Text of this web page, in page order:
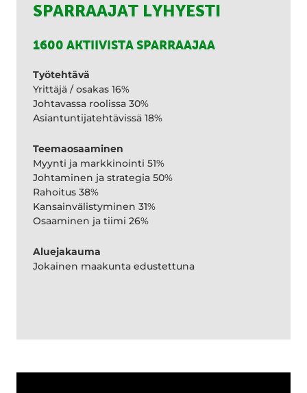
SPARRAAJAT LYHYESTI
1600 AKTIIVISTA SPARRAAJAA
Työtehtävä
Yrittäjä / osakas 16%
Johtavassa roolissa 30%
Asiantuntijatehtävissä 18%
Teemaosaaminen
Myynti ja markkinointi 51%
Johtaminen ja strategia 50%
Rahoitus 38%
Kansainvälistyminen 31%
Osaaminen ja tiimi 26%
Aluejakauma
Jokainen maakunta edustettuna